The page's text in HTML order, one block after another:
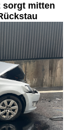
sorgt mitten